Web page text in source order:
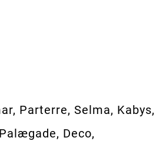
Parterre, Selma, Kabys,
Deco,